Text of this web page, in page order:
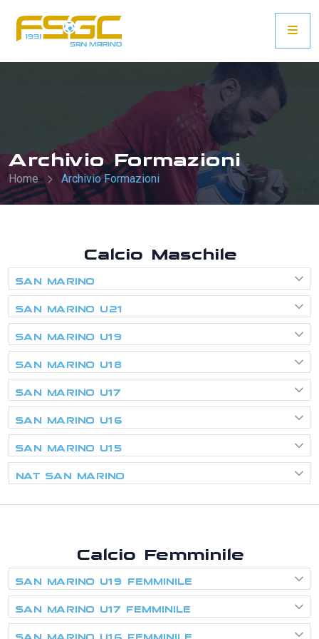
Archivio Formazioni
Home Archivio Formazioni
Calcio Maschile
SAN MARINO
SAN MARINO U21
SAN MARINO U19
SAN MARINO U18
SAN MARINO U17
SAN MARINO U16
SAN MARINO U15
NAT SAN MARINO
Calcio Femminile
SAN MARINO U19 FEMMINILE
SAN MARINO U17 FEMMINILE
SAN MARINO U16 FEMMINILE